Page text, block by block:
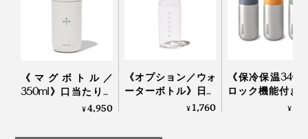
イや味が付着しにくいため、お手入れも簡単。食器用洗
剤と柔らかいスポンジで、優しく洗ってください。
《マグボトル／
350ml》口当たりの
いい飲み口、ひとひ
¥4,950
《オプション／ウォ
ーターボトル》日本
茶パウダーと水を入
¥1,760
《保冷保温
ロック機能付き
飲みタイプの「
¥